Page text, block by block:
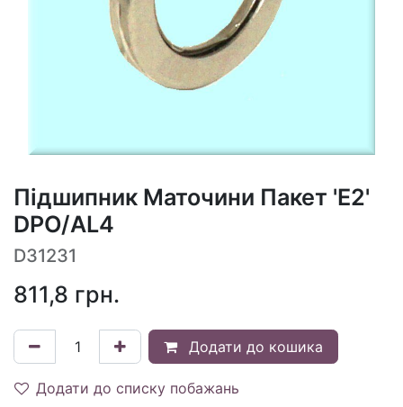
Підшипник Маточини Пакет 'E2'
DPO/AL4
D31231
811,8 грн.
Додати до кошика
Додати до списку побажань